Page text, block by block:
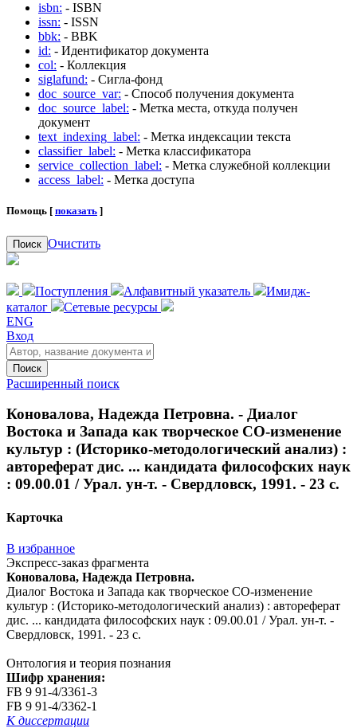
isbn: - ISBN
issn: - ISSN
bbk: - BBK
id: - Идентификатор документа
col: - Коллекция
siglafund: - Сигла-фонд
doc_source_var: - Способ получения документа
doc_source_label: - Метка места, откуда получен
документ
text_indexing_label: - Метка индексации текста
classifier_label: - Метка классификатора
service_collection_label: - Метка служебной коллекции
access_label: - Метка доступа
Помощь [ показать ]
Поиск Очистить
Поступления Алфавитный указатель
Имидж-
каталог
Сетевые ресурсы
ENG
Вход
Поиск
Расширенный поиск
Коновалова, Надежда Петровна. - Диалог
Востока и Запада как творческое СО-изменение
культур : (Историко-методологический анализ) :
автореферат дис. ... кандидата философских наук
: 09.00.01 / Урал. ун-т. - Свердловск, 1991. - 23 с.
Карточка
В избранное
Экспресс-заказ фрагмента
Коновалова, Надежда Петровна.
Диалог Востока и Запада как творческое СО-изменение
культур : (Историко-методологический анализ) : автореферат
дис. ... кандидата философских наук : 09.00.01 / Урал. ун-т. -
Свердловск, 1991. - 23 с.
Онтология и теория познания
Шифр хранения:
FB 9 91-4/3361-3
FB 9 91-4/3362-1
К диссертации